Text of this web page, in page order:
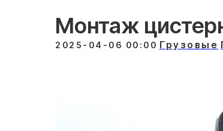
Монтаж
2025-04-06 00:00 Грузовые